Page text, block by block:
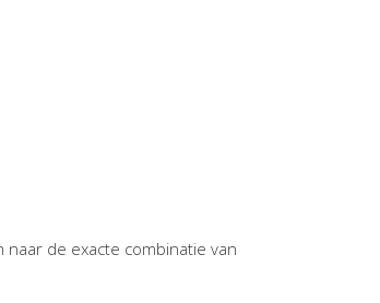
de exacte combinatie van